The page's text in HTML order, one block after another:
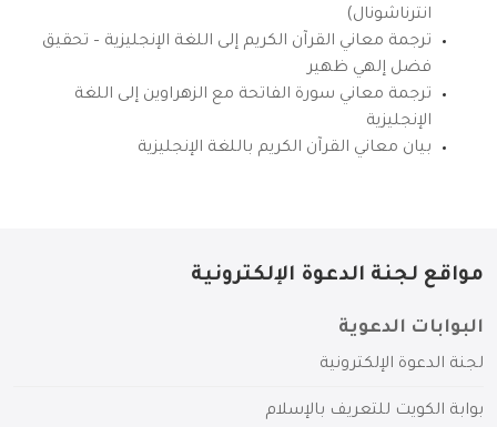
انترناشونال)
ترجمة معاني القرآن الكريم إلى اللغة الإنجليزية – تحقيق
فضل إلهي ظهير
ترجمة معاني سورة الفاتحة مع الزهراوين إلى اللغة
الإنجليزية
بيان معاني القرآن الكريم باللغة الإنجليزية
مواقع لجنة الدعوة الإلكترونية
البوابات الدعوية
لجنة الدعوة الإلكترونية
بوابة الكويت للتعريف بالإسلام